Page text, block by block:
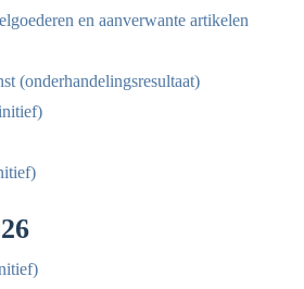
en aanverwante artikelen
(onderhandelingsresultaat)